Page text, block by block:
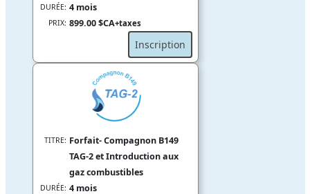
DURÉE: 4 mois
PRIX: 899.00 $CA+taxes
Inscription
TITRE: Forfait- Compagnon B149
TAG-2 et Introduction aux
gaz combustibles
DURÉE: 4 mois